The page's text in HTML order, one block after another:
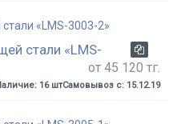
стали «LMS-
от 45 120 тг.
16 штСамовывоз с: 15.12.19